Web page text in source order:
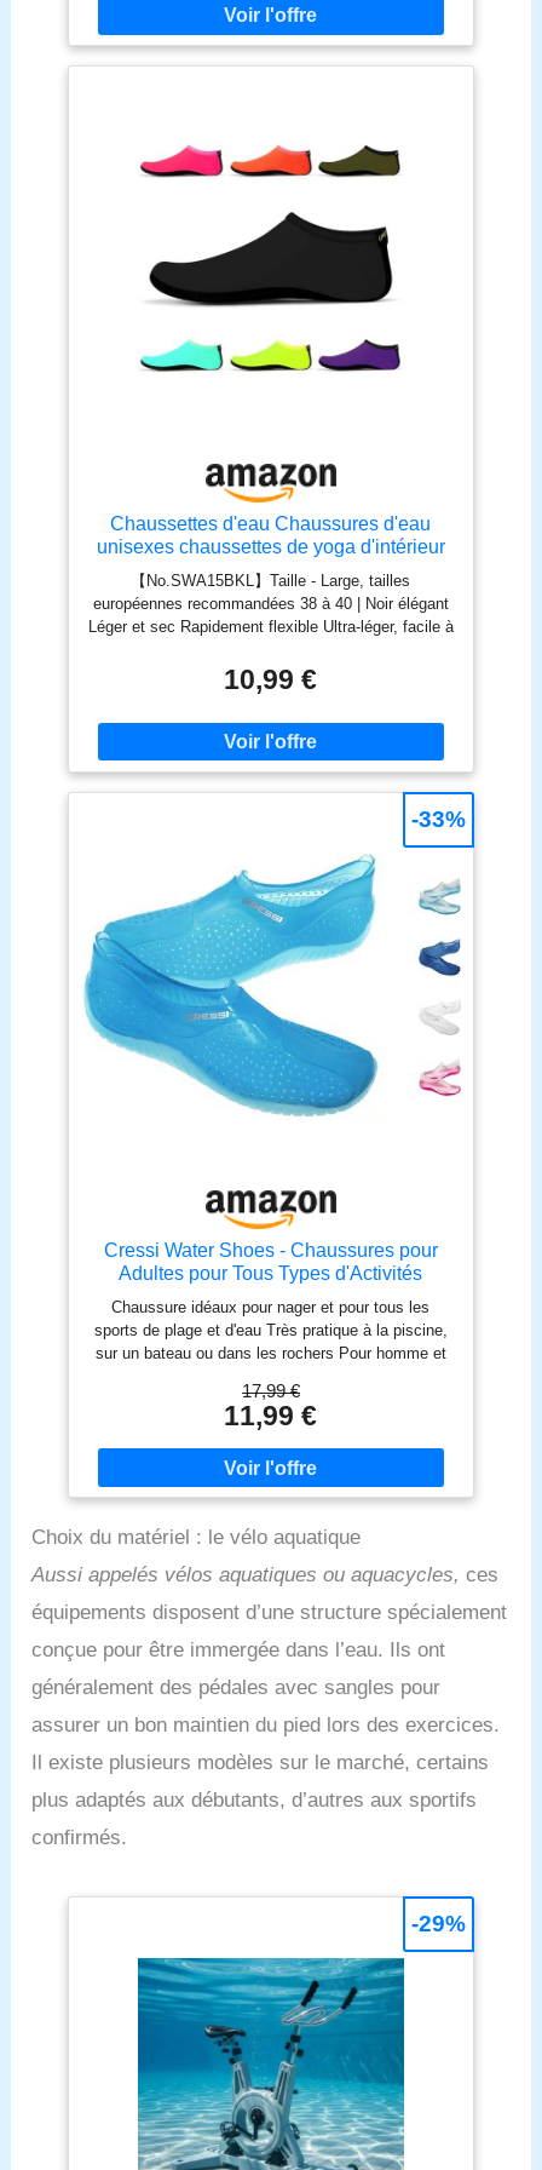
sur le sable chaud, de se blesser les pieds et de
contracter une infection fongique 【
Conception
en détail】La languette arrière aide bcp à les mettre
fréquentes 【
Multifunction】Idéales pour
marcher ou pêcher dans les rivières, nager, plonger
peut s'en servir pour aller dans l'eau mais
également pour le quotidien, à la maison ou en
mode sport 【
Diverses tailles disponibles】
Plusieurs motifs disponibles, tailles XS à 4XL pour
les femmes, les hommes, les enfants, les garçons
Chaussettes d'eau Chaussures d'eau
unisexes chaussettes de yoga d'intérieur
【No.SWA15BKL】Taille - Large, tailles
européennes recommandées 38 à 40 | Noir élégant
Léger et sec Rapidement flexible Ultra-léger, facile à
parfait pour les sports nautiques Design décontracté
et confortable, un bon choix comme chaussures de
maison pour votre famille Parfait pour protéger vos
pieds des coupures, des perforations et de l'eau
froide pendant la plongée en apnée, la plongée, le
kayak, le canotage, la marche le long de la plage et
d'autres sports nautiques Fond antidérapant pour la
10,99 €
Cressi Water Shoes - Chaussures pour
Adultes pour Tous Types d'Activités
Nautiques, Azur , 39
Chaussure idéaux pour nager et pour tous les
sports de plage et d'eau Très pratique à la piscine,
sur un bateau ou dans les rochers Pour homme et
bonne qualité Made in Italy
17,99 €
11,99 €
-33%
Choix du matériel : le vélo aquatique
Aussi appelés vélos aquatiques ou aquacycles, ces
équipements disposent d’une structure spécialement
conçue pour être immergée dans l’eau. Ils ont
généralement des pédales avec sangles pour
assurer un bon maintien du pied lors des exercices.
Il existe plusieurs modèles sur le marché, certains
plus adaptés aux débutants, d’autres aux sportifs
confirmés.
-29%